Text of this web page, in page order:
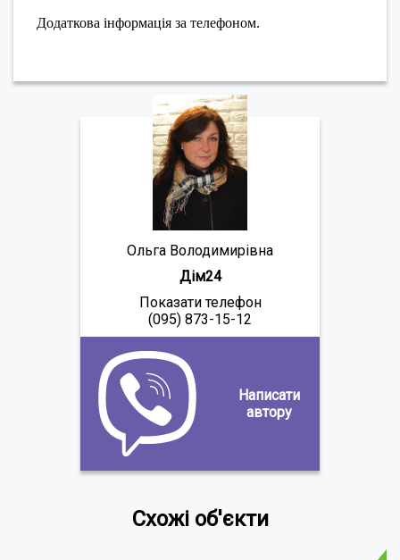
Додаткова інформація за телефоном.
Ольга Володимирівна
Дім24
Показати телефон
(095) 873-15-12
Написати
автору
Схожі об'єкти